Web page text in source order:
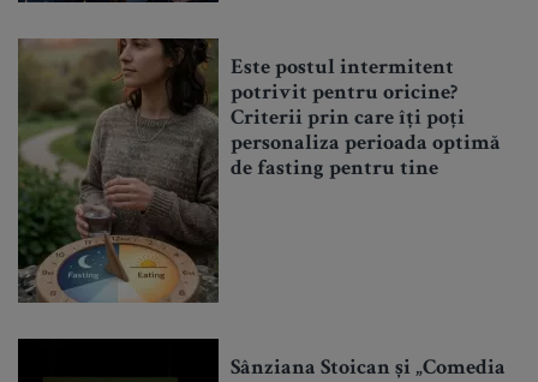
Este postul intermitent
potrivit pentru oricine?
Criterii prin care îți poți
personaliza perioada optimă
de fasting pentru tine
Sânziana Stoican și „Comedia